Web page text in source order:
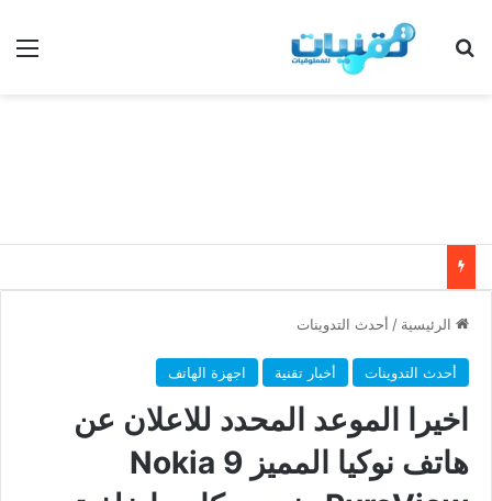
بحث عن
الرئيسية / أحدث التدوينات
أحدث التدوينات أخبار تقنية اجهزة الهاتف
اخيرا الموعد المحدد للاعلان عن
هاتف نوكيا المميز Nokia 9